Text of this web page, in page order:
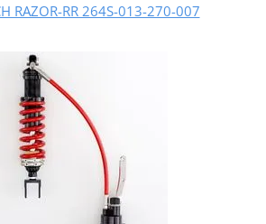
RAZOR-RR 264S-013-270-007